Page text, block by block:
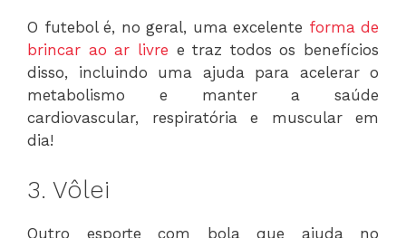
O futebol é, no geral, uma excelente forma de
brincar ao ar livre e traz todos os benefícios
disso, incluindo uma ajuda para acelerar o
metabolismo e manter a saúde
cardiovascular, respiratória e muscular em
dia!
3. Vôlei
Outro esporte com bola que ajuda no